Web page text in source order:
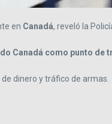
en Canadá, reveló la
Canadá como punto de
dinero y tráfico de armas.